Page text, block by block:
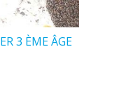
3 ÈME ÂGE